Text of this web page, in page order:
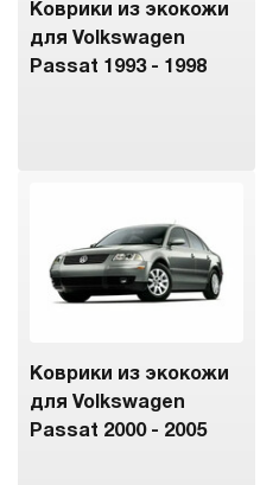
Коврики из экокожи
для Volkswagen
Passat 1993 - 1998
Коврики из экокожи
для Volkswagen
Passat 2000 - 2005